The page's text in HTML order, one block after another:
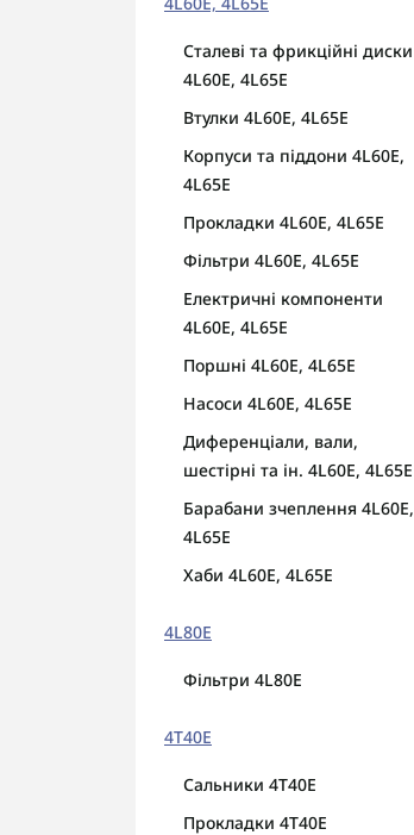
Сталеві та фрикційні диски
4L60E, 4L65E
Втулки 4L60E, 4L65E
Корпуси та піддони 4L60E,
4L65E
Прокладки 4L60E, 4L65E
Фільтри 4L60E, 4L65E
Електричні компоненти
4L60E, 4L65E
Поршні 4L60E, 4L65E
Насоси 4L60E, 4L65E
Диференціали, вали,
шестірні та ін. 4L60E, 4L65E
Барабани зчеплення 4L60E,
4L65E
Хаби 4L60E, 4L65E
4L80E
Фільтри 4L80E
4T40E
Сальники 4T40E
Прокладки 4T40E